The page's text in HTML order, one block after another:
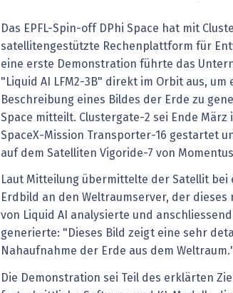
Das EPFL-Spin-off DPhi Space hat mit
satellitengestützte Rechenplattform für
eine erste Demonstration führte das
"Liquid AI LFM2-3B" direkt im Orbit aus, um
Beschreibung eines Bildes der Erde zu
Space mitteilt. Clustergate-2 sei Ende März
SpaceX-Mission Transporter-16 gestartet
auf dem Satelliten Vigoride-7 von
Laut Mitteilung übermittelte der Satellit bei
Erdbild an den Weltraumserver, der dieses
von Liquid AI analysierte und
generierte: "Dieses Bild zeigt eine sehr
Nahaufnahme der Erde aus dem
Die Demonstration sei Teil des erklärten